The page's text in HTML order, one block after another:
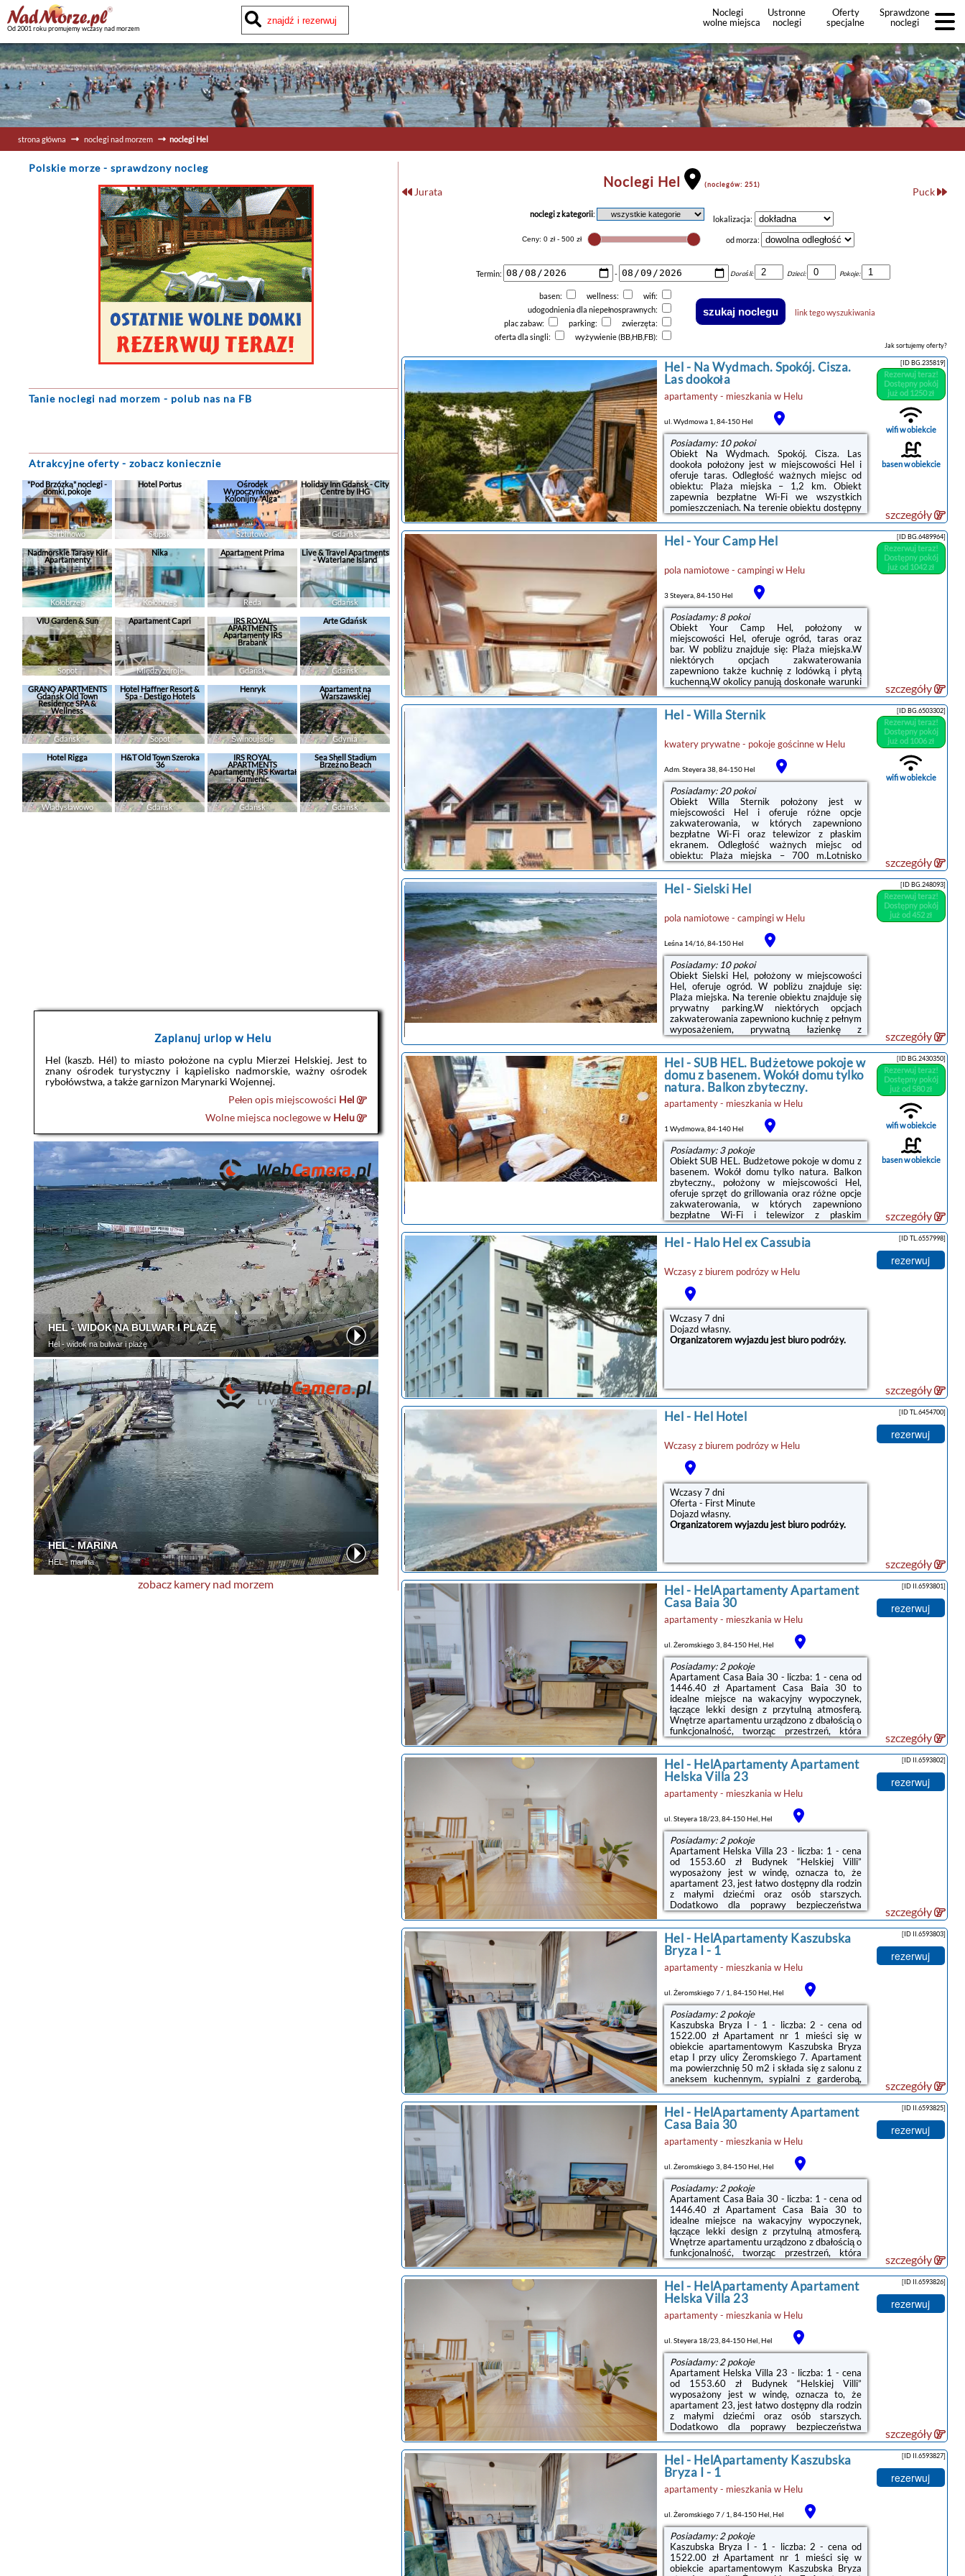
Od 2001 roku promujemy wczasy nad morzem
Noclegi
wolne miejsca
Ustronne
noclegi
Oferty
specjalne
Sprawdzone
noclegi
+Dodaj
ofertę
strona główna noclegi nad morzem noclegi Hel
Polskie morze - sprawdzony nocleg
Noclegi Hel (noclegów: 251)
Jurata Puck
noclegi z kategorii:
lokalizacja:
od morza:
Termin: - Dorośli: Dzieci: Pokoje:
basen: wellness:
wifi:
udogodnienia dla niepełnosprawnych:
plac zabaw:
parking:
zwierzęta:
oferta dla singli:
wyżywienie (BB,HB,FB):
link tego wyszukiwania
Jak sortujemy oferty?
noclegi Hel
Hel- Na Wydmach. Spokój. Cisza.
Las dookoła
apartamenty - mieszkania w Helu
ul. Wydmowa 1, 84-150 Hel
Posiadamy: 10 pokoi
Obiekt Na Wydmach. Spokój. Cisza. Las
dookoła położony jest w miejscowości Hel i
oferuje taras. Odległość ważnych miejsc od
obiektu: Plaża miejska – 1,2 km. Obiekt
zapewnia bezpłatne Wi-Fi we wszystkich
pomieszczeniach. Na terenie obiektu dostępny
jest też prywatny parking.We wszystkich
opcjach zakwaterowania znajduje się podłoga
wyłożona kafelkami, kuchnia z pełnym
wyposażeniem, w tym lodówką, jadalnia, jak
suszarką do włosów. Wyposażenie obejmuje
też telewizor z płaskim ekranem.Goście mogą
popływać w odkrytym basenie, ...
[ID BG.235819]
Rezerwuj teraz!
Dostępny pokój
już od 1250 zł
wifi w obiekcie
basen w obiekcie
szczegóły
Hel-Your Camp Hel
pola namiotowe - campingiw Helu
3 Steyera, 84-150 Hel
Posiadamy: 8 pokoi
Obiekt Your Camp Hel, położony w
miejscowości Hel, oferuje ogród, taras oraz
bar. W pobliżu znajduje się: Plaża miejska.W
niektórych opcjach zakwaterowania
zapewniono także kuchnię z lodówką i płytą
kuchenną.W okolicy panują doskonałe warunki
do uprawiania jazdy na rowerze.Lotnisko
Lotnisko Gdańsk-Rębiechowo znajduje się 89
km od obiektu.Doba hotelowa od godziny
własnych lub wypożyczyć je na miejscu za
dodatkową opłatą w wysokości: Pościel: 80
PLN od osoby na pobyt. Goście
zainteresowani ...
[ID BG.6489964]
Rezerwuj teraz!
Dostępny pokój
już od 1042 zł
szczegóły
Hel-Willa Sternik
kwatery prywatne - pokoje gościnnew Helu
Adm. Steyera 38, 84-150 Hel
Posiadamy: 20 pokoi
Obiekt Willa Sternik położony jest w
miejscowości Hel i oferuje różne opcje
zakwaterowania, w których zapewniono
bezpłatne Wi-Fi oraz telewizor z płaskim
ekranem. Odległość ważnych miejsc od
obiektu: Plaża miejska – 700 m.Lotnisko
Lotnisko Gdańsk-Rębiechowo znajduje się 89
km od obiektu.Doba hotelowa od godziny
14:00 do 10:00.W obiekcie obowiązuje zakaz
prywatnego (osobę fizyczną)W przypadku
pobytu w obiekcie z dziećmi należy pamiętać,
że obiekt jest prawnie zobowiązany do
stosowania ...
[ID BG.6503302]
Rezerwuj teraz!
Dostępny pokój
już od 1006 zł
wifi w obiekcie
szczegóły
Hel-Sielski Hel
pola namiotowe - campingiw Helu
Leśna 14/16, 84-150 Hel
Posiadamy: 10 pokoi
Obiekt Sielski Hel, położony w miejscowości
Hel, oferuje ogród. W pobliżu znajduje się:
Plaża miejska. Na terenie obiektu znajduje się
prywatny parking.W niektórych opcjach
zakwaterowania zapewniono kuchnię z pełnym
wyposażeniem, prywatną łazienkę z
prysznicem oraz taras z widokiem na
ogród.Obiekt Sielski Hel oferuje wypożyczalnię
rowerów.Lotnisko Lotnisko Gdańsk-
Rębiechowo znajduje się 89 km od
obiektu.Doba hotelowa od godziny 16:00 do
11:00.Prosimy o wcześniejsze
poinformowanie obiektu o planowanej godzinie
prośby w miejscu ...
[ID BG.248093]
Rezerwuj teraz!
Dostępny pokój
już od 452 zł
szczegóły
Hel-SUB HEL. Budżetowe pokoje w
domu z basenem. Wokół domu tylko
natura. Balkon zbyteczny.
apartamenty - mieszkania w Helu
1 Wydmowa, 84-140 Hel
Posiadamy: 3 pokoje
Obiekt SUB HEL. Budżetowe pokoje w domu z
basenem. Wokół domu tylko natura. Balkon
zbyteczny., położony w miejscowości Hel,
oferuje sprzęt do grillowania oraz różne opcje
zakwaterowania, w których zapewniono
bezpłatne Wi-Fi i telewizor z płaskim
ekranem.Do dyspozycji Gości jest w pełni
wyposażona prywatna łazienka z prysznicem i
suszarką do włosów.W obiekcie do dyspozycji
miejsc od obiektu: Plaża miejska – 1,2 km.
Lotnisko Lotnisko Gdańsk-Rębiechowo
znajduje się 87 km od obiektu.Doba hotelowa
od godziny 17:00 do 10:00.Guests ...
[ID BG.2430350]
Rezerwuj teraz!
Dostępny pokój
już od 580 zł
wifi w obiekcie
basen w obiekcie
szczegóły
Hel- Halo Hel ex Cassubia
Wczasy z biurem podrózy w Helu
Wczasy 7 dni
Dojazd własny.
Organizatorem wyjazdu jest biuro podróży.
[ID TL.6557998]
rezerwuj
szczegóły
Hel- Hel Hotel
Wczasy z biurem podrózy w Helu
Wczasy 7 dni
Oferta - First Minute
Dojazd własny.
Organizatorem wyjazdu jest biuro podróży.
[ID TL.6454700]
rezerwuj
szczegóły
Hel- HelApartamenty Apartament
Casa Baia 30
apartamenty - mieszkania w Helu
ul. Żeromskiego 3, 84-150 Hel, Hel
Posiadamy: 2 pokoje
Apartament Casa Baia 30 - liczba: 1 - cena od
1446.40 zł Apartament Casa Baia 30 to
idealne miejsce na wakacyjny wypoczynek,
łączące lekki design z przytulną atmosferą.
Wnętrze apartamentu urządzono z dbałością o
funkcjonalność, tworząc przestrzeń, która
sprzyja relaksowi i komfortowi. Casa Baia 30
to miejsce, które łączy elegancję z nadmorskim
klimatem, oferując wygodę i styl na wakacje w
Helu. Bez względu na porę roku, apartament
stanowi doskonałą bazę wypadową do
odkrywania uroków tego malowniczego
regionu. Goście mogą cieszyć się prywatnym
tarasem, gdzie można ...
[ID II.6593801]
rezerwuj
szczegóły
noclegi Hel
Hel- HelApartamenty Apartament
Helska Villa 23
apartamenty - mieszkania w Helu
ul. Steyera 18/23, 84-150 Hel, Hel
Posiadamy: 2 pokoje
Apartament Helska Villa 23 - liczba: 1 - cena
od 1553.60 zł Budynek “Helskiej Villi”
wyposażony jest w windę, oznacza to, że
apartament 23, jest łatwo dostępny dla rodzin
z małymi dziećmi oraz osób starszych.
Dodatkowo dla poprawy bezpieczeństwa
teren obiektu jest ogrodzony i monitorowany.
Apartament 23 ma idealne położenie do
wypoczynku nad morzem. Apartamentowiec
“Helska Villa” sąsiaduje z lasami
Nadmorskiego Parku Krajobrazowego,
wystarczy przejść przez ulicę aby wejściem nr
65 wyruszyć na plażę lub na spacer szlakiem
helskich fortyfikacji. Sąsiedztwo budynków ...
[ID II.6593802]
rezerwuj
szczegóły
Hel- HelApartamenty Kaszubska
Bryza I - 1
apartamenty - mieszkania w Helu
ul. Żeromskiego 7 / 1, 84-150 Hel, Hel
Posiadamy: 2 pokoje
Kaszubska Bryza I - 1 - liczba: 2 - cena od
1522.00 zł Apartament nr 1 mieści się w
obiekcie apartamentowym Kaszubska Bryza
etap I przy ulicy Żeromskiego 7. Apartament
ma powierzchnię 50 m2 i składa się z salonu z
aneksem kuchennym, sypialni z garderobą,
łazienki oraz balkonu. Ekspozycja wschodnio
południowa zapewnia odpoczynek od słońca po
powrocie z plaży, a przytulny wystrój z
elementami drewna naturalnego wprowadzi w
dobre samopoczucie. Apartament jest
przeznaczony dla 4 osób. Apartament jest
przygotowany do komfortowego wypoczynku,
umeblowany i wyposażony
[ID II.6593803]
rezerwuj
szczegóły
Hel- HelApartamenty Apartament
Casa Baia 30
apartamenty - mieszkania w Helu
ul. Żeromskiego 3, 84-150 Hel, Hel
Posiadamy: 2 pokoje
Apartament Casa Baia 30 - liczba: 1 - cena od
1446.40 zł Apartament Casa Baia 30 to
idealne miejsce na wakacyjny wypoczynek,
łączące lekki design z przytulną atmosferą.
Wnętrze apartamentu urządzono z dbałością o
funkcjonalność, tworząc przestrzeń, która
sprzyja relaksowi i komfortowi. Casa Baia 30
to miejsce, które łączy elegancję z nadmorskim
klimatem, oferując wygodę i styl na wakacje w
Helu. Bez względu na porę roku, apartament
stanowi doskonałą bazę wypadową do
odkrywania uroków tego malowniczego
regionu. Goście mogą cieszyć się prywatnym
tarasem, gdzie można ...
[ID II.6593825]
rezerwuj
szczegóły
Hel- HelApartamenty Apartament
Helska Villa 23
apartamenty - mieszkania w Helu
ul. Steyera 18/23, 84-150 Hel, Hel
Posiadamy: 2 pokoje
Apartament Helska Villa 23 - liczba: 1 - cena
od 1553.60 zł Budynek “Helskiej Villi”
wyposażony jest w windę, oznacza to, że
apartament 23, jest łatwo dostępny dla rodzin
z małymi dziećmi oraz osób starszych.
Dodatkowo dla poprawy bezpieczeństwa
teren obiektu jest ogrodzony i monitorowany.
Apartament 23 ma idealne położenie do
wypoczynku nad morzem. Apartamentowiec
“Helska Villa” sąsiaduje z lasami
Nadmorskiego Parku Krajobrazowego,
wystarczy przejść przez ulicę aby wejściem nr
65 wyruszyć na plażę lub na spacer szlakiem
helskich fortyfikacji. Sąsiedztwo budynków ...
[ID II.6593826]
rezerwuj
szczegóły
Hel- HelApartamenty Kaszubska
Bryza I - 1
apartamenty - mieszkania w Helu
ul. Żeromskiego 7 / 1, 84-150 Hel, Hel
Posiadamy: 2 pokoje
Kaszubska Bryza I - 1 - liczba: 2 - cena od
1522.00 zł Apartament nr 1 mieści się w
obiekcie apartamentowym Kaszubska Bryza
[ID II.6593827]
rezerwuj
Tanie noclegi nad morzem - polub nas na FB
Atrakcyjne oferty - zobacz koniecznie
"Pod Brzózką" noclegi -
domki, pokoje
Sarbinowo
Hotel Portus
Słupsk
Ośrodek
Wypoczynkowo-
Kolonijny "Alga"
Sztutowo
Holiday Inn Gdansk - City
Centre by IHG
Gdańsk
Nadmorskie Tarasy Klif
Apartamenty
Kołobrzeg
Nika
Kołobrzeg
Apartament Prima
Reda
Live & Travel Apartments
- Waterlane Island
Gdańsk
VIU Garden & Sun
Sopot
Apartament Capri
Międzyzdroje
IRS ROYAL
APARTMENTS
Apartamenty IRS
Brabank
Gdańsk
Arte Gdańsk
Gdańsk
GRANO APARTMENTS
Gdańsk Old Town
Residence SPA &
Wellness
Gdańsk
Hotel Haffner Resort &
Spa - Destigo Hotels
Sopot
Henryk
Świnoujście
Apartament na
Warszawskiej
Gdynia
Hotel Rigga
Władysławowo
H&T Old Town Szeroka
36
Gdańsk
IRS ROYAL
APARTMENTS
Apartamenty IRS Kwartał
Kamienic
Gdańsk
Sea Shell Stadium
Brzeźno Beach
Gdańsk
Zaplanuj urlop w Helu
Hel (kaszb. Hél) to miasto położone na cyplu Mierzei Helskiej. Jest to
znany ośrodek turystyczny i kąpielisko nadmorskie, ważny ośrodek
rybołówstwa, a także garnizon Marynarki Wojennej.
Pełen opis miejscowości Hel
Wolne miejsca noclegowe w Helu
zobacz kamery nad morzem